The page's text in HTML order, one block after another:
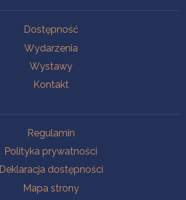
Dostępność
Wydarzenia
Wystawy
Kontakt
Regulamin
Polityka prywatności
Deklaracja dostępności
Mapa strony